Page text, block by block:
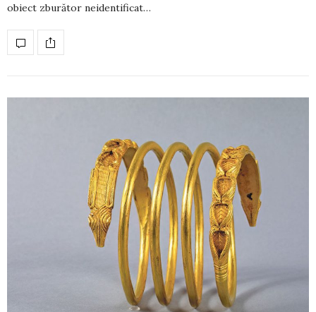
obiect zburător neidentificat…